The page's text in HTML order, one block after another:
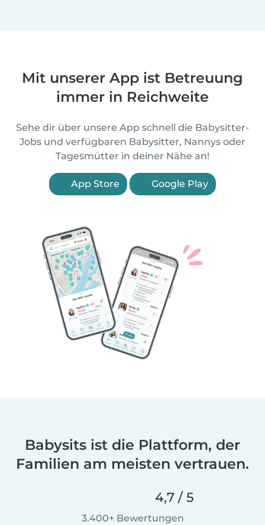
Mit unserer App ist Betreuung
immer in Reichweite
Sehe dir über unsere App schnell die Babysitter-
Jobs und verfügbaren Babysitter, Nannys oder
Tagesmütter in deiner Nähe an!
App Store Google Play
Babysits ist die Plattform, der
Familien am meisten vertrauen.
4,7 / 5
3.400+ Bewertungen